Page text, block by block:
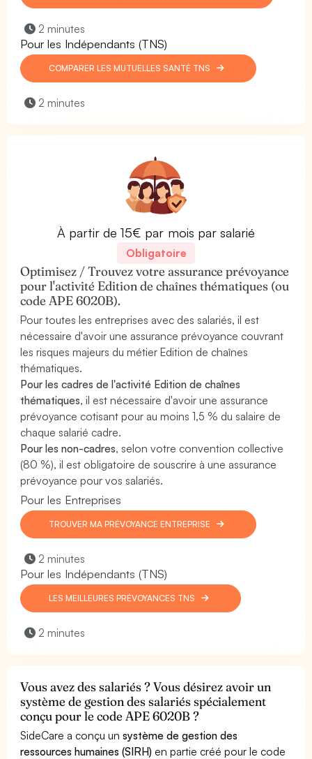
2 minutes
Pour les Indépendants (TNS)
COMPARER LES MUTUELLES SANTÉ TNS
2 minutes
À partir de 15€ par mois par salarié
Obligatoire
Optimisez / Trouvez votre assurance prévoyance
pour l'activité Edition de chaînes thématiques (ou
code APE 6020B).
Pour toutes les entreprises avec des salariés, il est
nécessaire d'avoir une assurance prévoyance couvrant
les risques majeurs du métier Edition de chaînes
thématiques.
Pour les cadres de l'activité Edition de chaînes
thématiques, il est nécessaire d'avoir une assurance
prévoyance cotisant pour au moins 1,5 % du salaire de
chaque salarié cadre.
Pour les non-cadres, selon votre convention collective
(80 %), il est obligatoire de souscrire à une assurance
prévoyance pour vos salariés.
Pour les Entreprises
TROUVER MA PRÉVOYANCE ENTREPRISE
2 minutes
Pour les Indépendants (TNS)
LES MEILLEURES PRÉVOYANCES TNS
2 minutes
Vous avez des salariés ? Vous désirez avoir un
système de gestion des salariés spécialement
conçu pour le code APE 6020B ?
SideCare a conçu unsystème de gestion des
ressources humaines (SIRH) en partie créé pour le code